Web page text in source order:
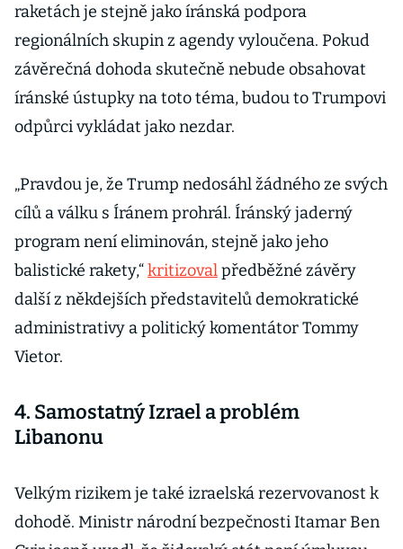
raketách je stejně jako íránská podpora
regionálních skupin z agendy vyloučena. Pokud
závěrečná dohoda skutečně nebude obsahovat
íránské ústupky na toto téma, budou to Trumpovi
odpůrci vykládat jako nezdar.
„Pravdou je, že Trump nedosáhl žádného ze svých
cílů a válku s Íránem prohrál. Íránský jaderný
program není eliminován, stejně jako jeho
balistické rakety,“kritizovalpředběžné závěry
další z někdejších představitelů demokratické
administrativy a politický komentátor Tommy
Vietor.
4. Samostatný Izrael a problém
Libanonu
Velkým rizikem je také izraelská rezervovanost k
dohodě. Ministr národní bezpečnosti Itamar Ben